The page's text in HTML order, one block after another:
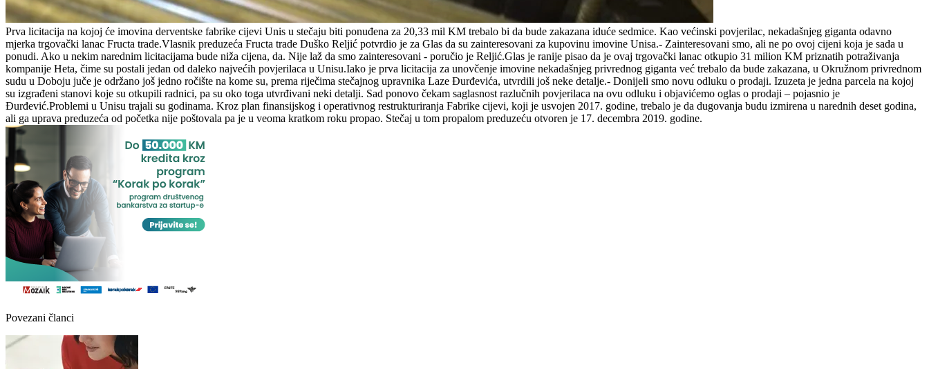
Prva licitacija na kojoj će imovina derventske fabrike cijevi Unis u stečaju biti ponuđena za 20,33 mil KM trebalo bi da bude zakazana iduće sedmice. Kao većinski povjerilac, nekadašnjeg giganta odavno
mjerka trgovački lanac Fructa trade.Vlasnik preduzeća Fructa trade Duško Reljić potvrdio je za Glas da su zainteresovani za kupovinu imovine Unisa.- Zainteresovani smo, ali ne po ovoj cijeni koja je sada u
ponudi. Ako u nekim narednim licitacijama bude niža cijena, da. Nije laž da smo zainteresovani - poručio je Reljić.Glas je ranije pisao da je ovaj trgovački lanac otkupio 31 milion KM priznatih potraživanja
kompanije Heta, čime su postali jedan od daleko najvećih povjerilaca u Unisu.Iako je prva licitacija za unovčenje imovine nekadašnjeg privrednog giganta već trebalo da bude zakazana, u Okružnom privrednom
sudu u Doboju juče je održano još jedno ročište na kome su, prema riječima stečajnog upravnika Laze Đurđevića, utvrdili još neke detalje.- Donijeli smo novu odluku o prodaji. Izuzeta je jedna parcela na kojoj
su izgrađeni stanovi koje su otkupili radnici, pa su oko toga utvrđivani neki detalji. Sad ponovo čekam saglasnost razlučnih povjerilaca na ovu odluku i objavićemo oglas o prodaji – pojasnio je
Đurđević.Problemi u Unisu trajali su godinama. Kroz plan finansijskog i operativnog restrukturiranja Fabrike cijevi, koji je usvojen 2017. godine, trebalo je da dugovanja budu izmirena u narednih deset godina,
ali ga uprava preduzeća od početka nije poštovala pa je u veoma kratkom roku propao. Stečaj u tom propalom preduzeću otvoren je 17. decembra 2019. godine.
Povezani članci